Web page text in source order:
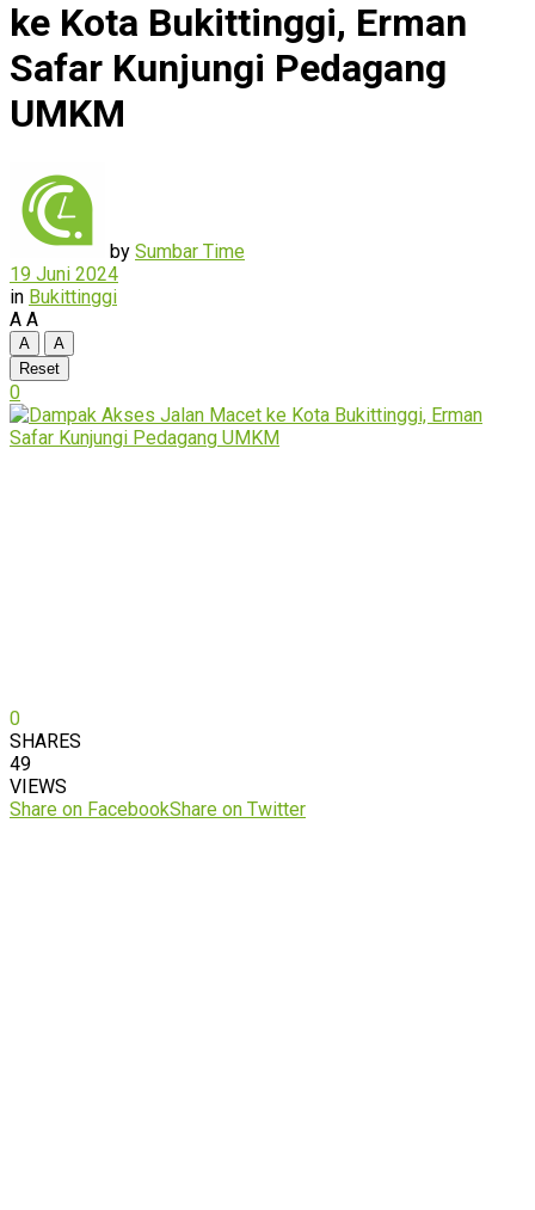
ke Kota Bukittinggi, Erman
Safar Kunjungi Pedagang
UMKM
by Sumbar Time
19 Juni 2024
in Bukittinggi
A A
A
A
Reset
0
0
SHARES
49
VIEWS
Share on FacebookShare on Twitter